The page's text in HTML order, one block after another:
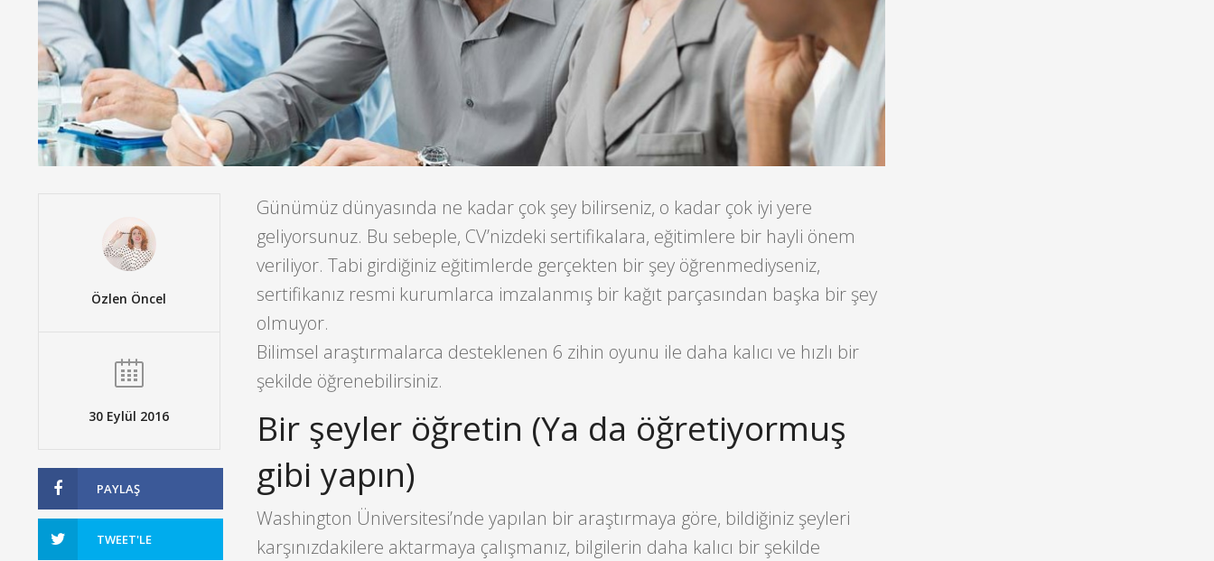
Özlen Öncel
30 Eylül 2016
PAYLAŞ
TWEET'LE
Günümüz dünyasında ne kadar çok şey bilirseniz, o kadar çok iyi yere
geliyorsunuz. Bu sebeple, CV’nizdeki sertifikalara, eğitimlere bir hayli önem
veriliyor. Tabi girdiğiniz eğitimlerde gerçekten bir şey öğrenmediyseniz,
sertifikanız resmi kurumlarca imzalanmış bir kağıt parçasından başka bir şey
olmuyor.
Bilimsel araştırmalarca desteklenen 6 zihin oyunu ile daha kalıcı ve hızlı bir
şekilde öğrenebilirsiniz.
Bir şeyler öğretin (Ya da öğretiyormuş
gibi yapın)
Washington Üniversitesi’nde yapılan bir araştırmaya göre, bildiğiniz şeyleri
karşınızdakilere aktarmaya çalışmanız, bilgilerin daha kalıcı bir şekilde